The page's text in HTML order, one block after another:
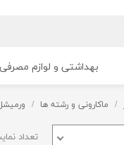
بهداشتی و لوازم مصرفی
ماکارونی و رشته ها
تعداد